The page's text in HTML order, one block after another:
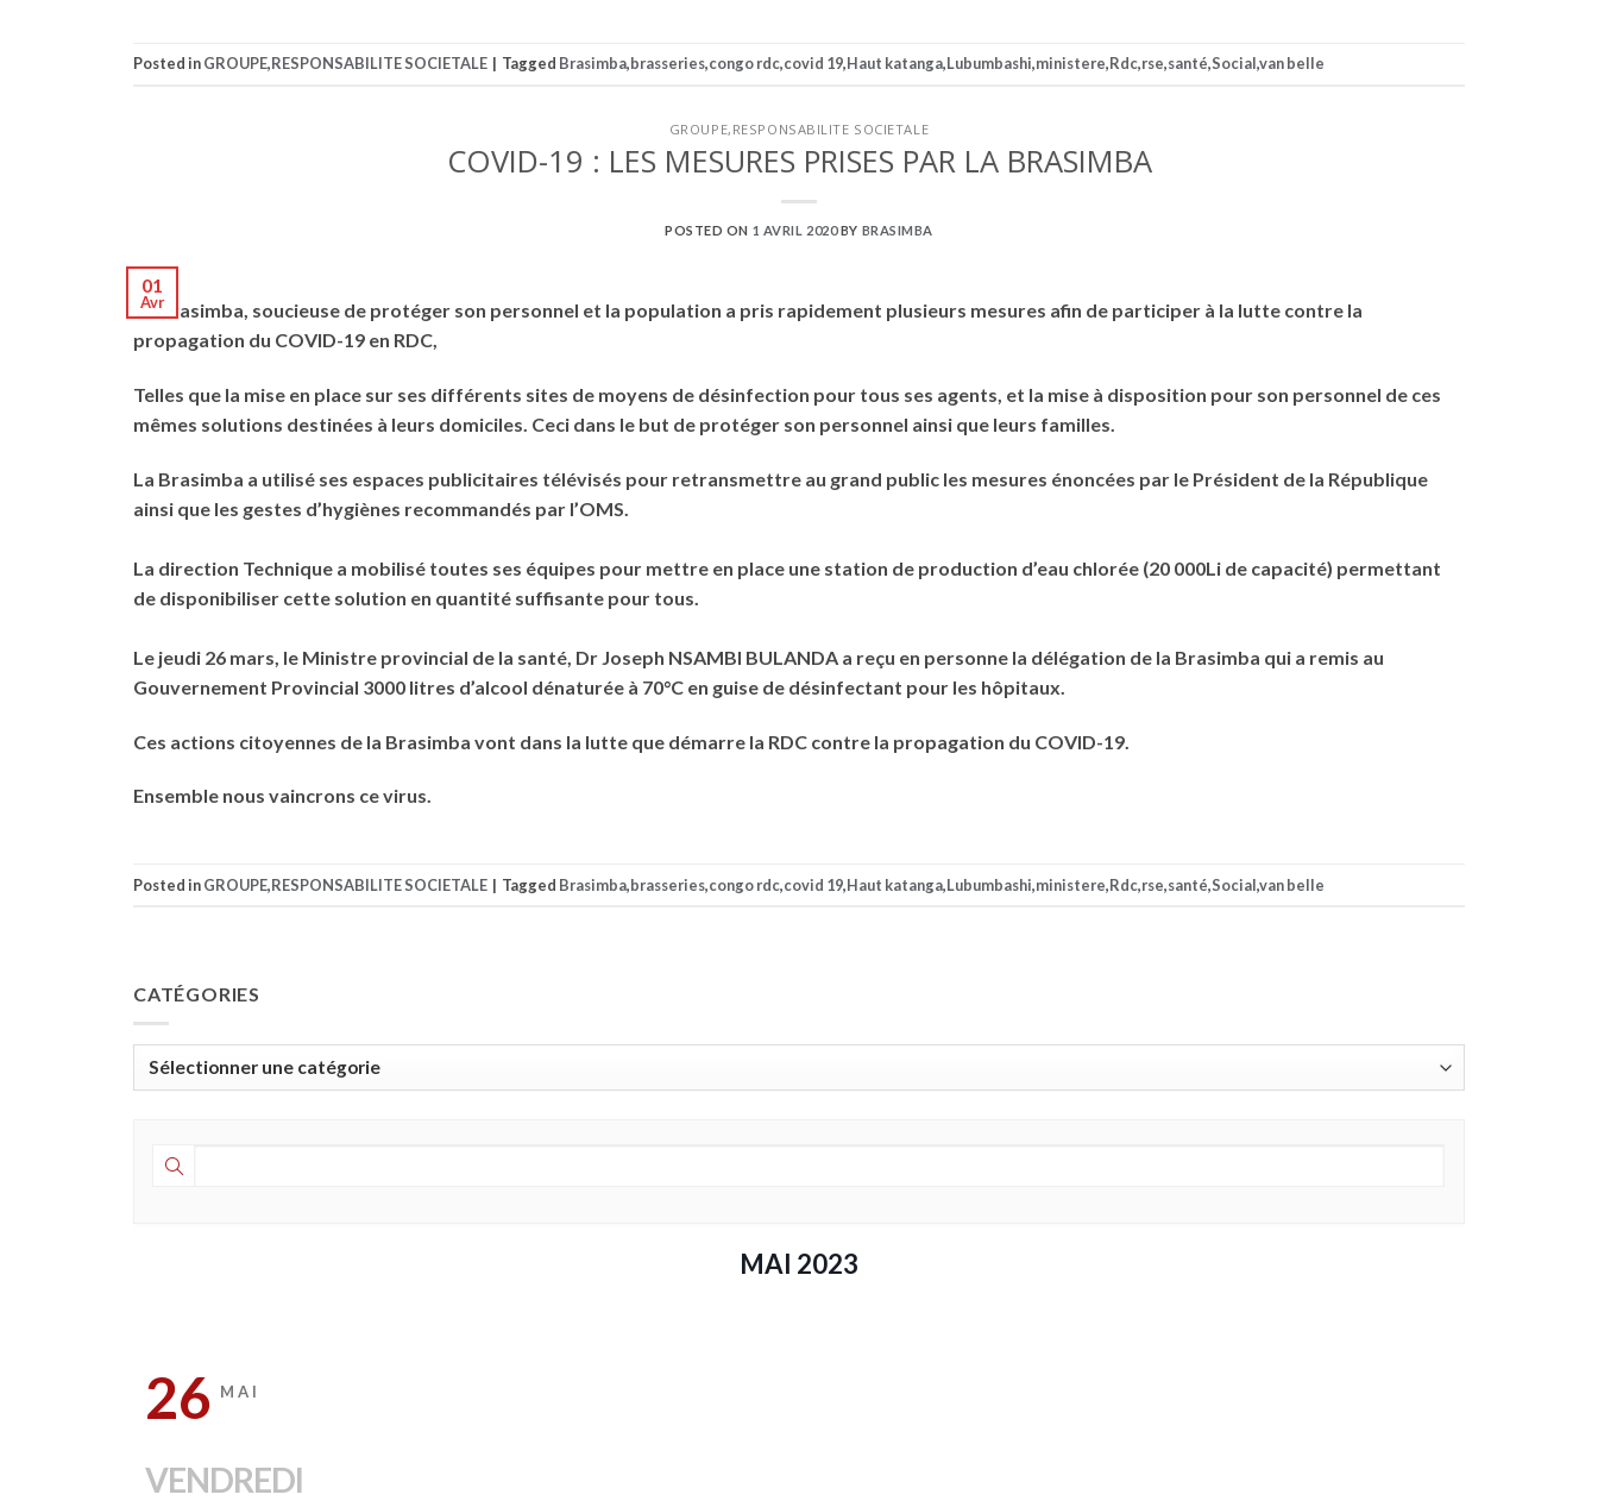
Posted inGROUPE,RESPONSABILITE SOCIETALE | Tagged Brasimba,brasseries,congo rdc,covid 19,Haut katanga,Lubumbashi,ministere,Rdc,rse,santé,Social,van belle
GROUPE, RESPONSABILITE SOCIETALE
COVID-19 : LES MESURES PRISES PAR LA BRASIMBA
POSTED ON 1 AVRIL 2020 BY BRASIMBA
01
Avr
La Brasimba, soucieuse de protéger son personnel et la population a pris rapidement plusieurs mesures afin de participer à la lutte contre la
propagation du COVID-19 en RDC,
Telles que la mise en place sur ses différents sites de moyens de désinfection pour tous ses agents, et la mise à disposition pour son personnel de ces
mêmes solutions destinées à leurs domiciles. Ceci dans le but de protéger son personnel ainsi que leurs familles.
La Brasimba a utilisé ses espaces publicitaires télévisés pour retransmettre au grand public les mesures énoncées par le Président de la République
ainsi que les gestes d’hygiènes recommandés par l’OMS.
La direction Technique a mobilisé toutes ses équipes pour mettre en place une station de production d’eau chlorée (20 000Li de capacité) permettant
de disponibiliser cette solution en quantité suffisante pour tous.
Le jeudi 26 mars, le Ministre provincial de la santé, Dr Joseph NSAMBI BULANDA a reçu en personne la délégation de la Brasimba qui a remis au
Gouvernement Provincial 3000 litres d’alcool dénaturée à 70°C en guise de désinfectant pour les hôpitaux.
Ces actions citoyennes de la Brasimba vont dans la lutte que démarre la RDC contre la propagation du COVID-19.
Ensemble nous vaincrons ce virus.
Posted inGROUPE,RESPONSABILITE SOCIETALE | Tagged Brasimba,brasseries,congo rdc,covid 19,Haut katanga,Lubumbashi,ministere,Rdc,rse,santé,Social,van belle
CATÉGORIES
Catégories
MAI 2023
26 MAI
VENDREDI